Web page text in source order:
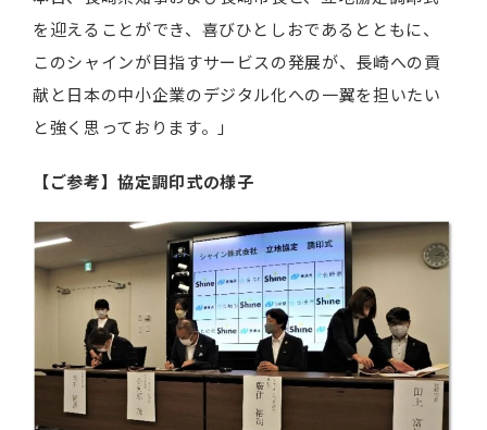
を迎えることができ、喜びひとしおであるとともに、
このシャインが目指すサービスの発展が、長崎への貢
献と日本の中小企業のデジタル化への一翼を担いたい
と強く思っております。」
【ご参考】協定調印式の様子